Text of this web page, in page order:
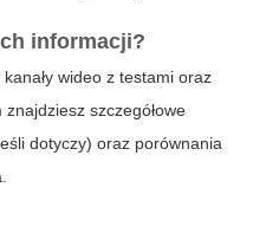
informacji?
wideo z testami oraz
szczegółowe
dotyczy) oraz porównania